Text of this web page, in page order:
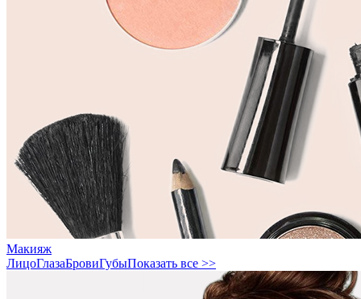
Макияж
ЛицоГлазаБровиГубыПоказать все >>